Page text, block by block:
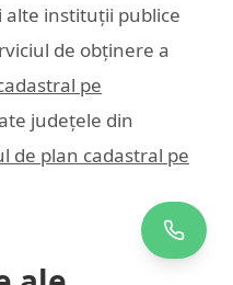
alte instituții publice
de obținere a
pe
județele din
de plan cadastral pe